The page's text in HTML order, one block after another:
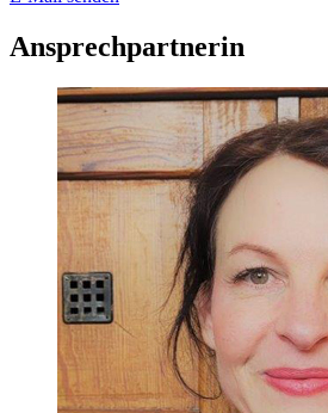
Ansprechpartnerin